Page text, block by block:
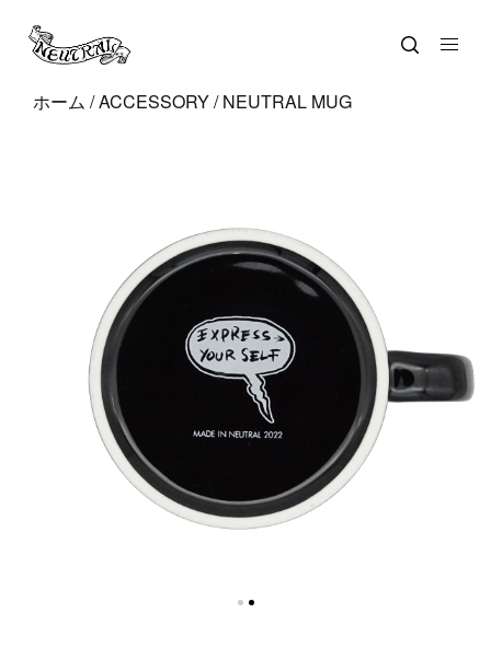
ホーム /ACCESSORY/ NEUTRAL MUG